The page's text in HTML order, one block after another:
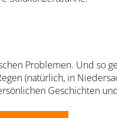
Problemen. Und so
(natürlich, in
Geschichten